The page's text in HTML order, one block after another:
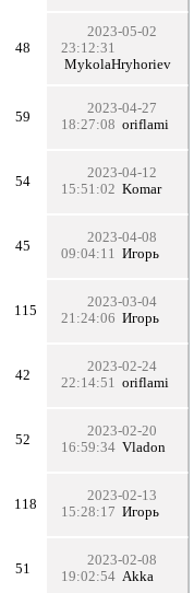
48
2023-05-02
23:12:31
MykolaHryhoriev
59
2023-04-27
18:27:08 oriflami
54
2023-04-12
15:51:02 Komar
45
2023-04-08
09:04:11
Игорь
115
2023-03-04
21:24:06 Игорь
42
2023-02-24
22:14:51
oriflami
52
2023-02-20
16:59:34 Vladon
118
2023-02-13
15:28:17 Игорь
51
2023-02-08
19:02:54 Akka